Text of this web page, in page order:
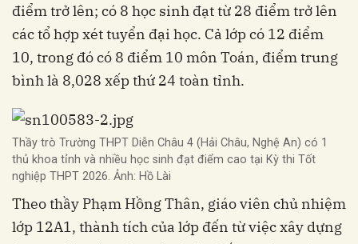
điểm trở lên; có 8 học sinh đạt từ 28 điểm trở lên
các tổ hợp xét tuyển đại học. Cả lớp có 12 điểm
10, trong đó có 8 điểm 10 môn Toán, điểm trung
bình là 8,028 xếp thứ 24 toàn tỉnh.
Thầy trò Trường THPT Diễn Châu 4 (Hải Châu, Nghệ An) có 1
thủ khoa tỉnh và nhiều học sinh đạt điểm cao tại Kỳ thi Tốt
nghiệp THPT 2026. Ảnh: Hồ Lài
Theo thầy Phạm Hồng Thân, giáo viên chủ nhiệm
lớp 12A1, thành tích của lớp đến từ việc xây dựng